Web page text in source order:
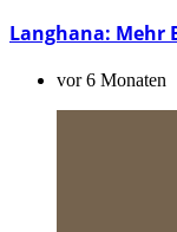
Langhana: Mehr
vor 6 Monaten